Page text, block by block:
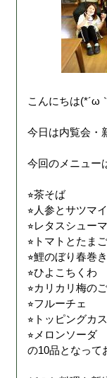
こんにちは(*´ω
今日は内覧会・
今回のメニュー
⭐︎茶そば
⭐︎人参とサツマ
⭐︎レタスシュー
⭐︎トマトとたま
⭐︎鯉のぼり春巻き
⭐︎ひよこちくわ
⭐︎カリカリ梅の
⭐︎フルーチェ
⭐︎トッピングカ
⭐︎メロンソーダ
の10品となって